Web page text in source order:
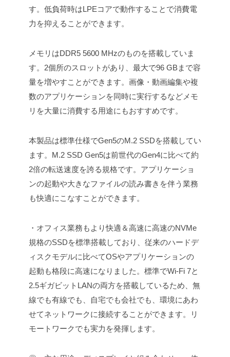
す。低負荷時はLPEコアで動作することで消費電
力を抑えることができます。
メモリはDDR5 5600 MHzのものを搭載していま
す。2個所のスロットがあり、最大で96 GBまで容
量を増やすことができます。画像・動画編集や複
数のアプリケーションを同時に実行するなどメモ
リを大量に消費する用途にもおすすめです。
本製品は標準仕様でGen5のM.2 SSDを搭載してい
ます。M.2 SSD Gen5は前世代のGen4に比べて約
2倍の転送速度を誇る規格です。アプリケーショ
ンの起動や大きなファイルの読み書きを伴う業務
も快適にこなすことができます。
・オフィス業務もより快適＆高速に高速のNVMe
規格のSSDを標準搭載しており、従来のハードデ
ィスクモデルに比べてOSやアプリケーションの
起動も格段に高速になりました。標準でWi-Fi 7と
2.5ギガビットLANの両方を搭載しているため、無
線でも有線でも、自宅でも会社でも、環境にあわ
せてネットワークに接続することができます。リ
モートワークでも実力を発揮します。